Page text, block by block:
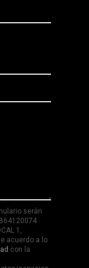
serán
1,
acuerdo a lo
con la